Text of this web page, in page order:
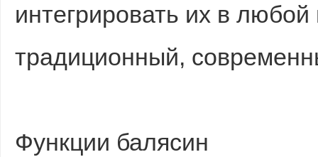
интегрировать их в
традиционный,
Функции балясин